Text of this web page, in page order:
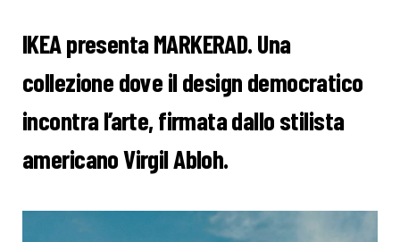
IKEA presenta MARKERAD. Una
collezione dove il design democratico
incontra l’arte, firmata dallo stilista
americano Virgil Abloh.